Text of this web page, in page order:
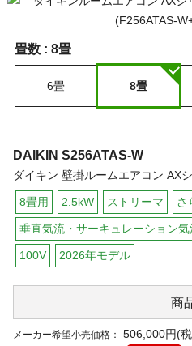
畳数 : 8畳
6畳 8畳
DAIKIN S256ATAS-W
ダイキン 壁掛ルームエアコン AX
8畳用 2.5kW ストリーマ さ
垂直気流・サーキュレーション気
100V 2026年モデル
商
メーカー希望小売価格：
506,000円(